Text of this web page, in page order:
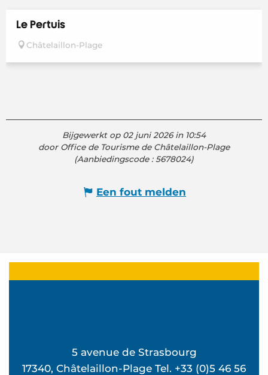
Le Pertuis
Châtelaillon-Plage
Bijgewerkt op 02 juni 2026 in 10:54
door Office de Tourisme de Châtelaillon-Plage
(Aanbiedingscode :5678024)
Een fout melden
5 avenue de Strasbourg
17340, Châtelaillon-Plage Tel. +33 (0)5 46 56